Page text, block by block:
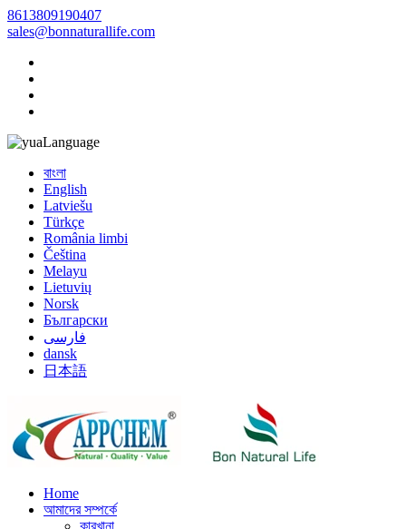
8613809190407
sales@bonnaturallife.com
Language
বাংলা
English
Latviešu
Türkçe
România limbi
Čeština
Melayu
Lietuvių
Norsk
Български
فارسی
dansk
日本語
Home
আমাদের সম্পর্কে
কারখানা